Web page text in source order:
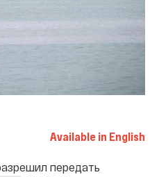
Available in English
передать